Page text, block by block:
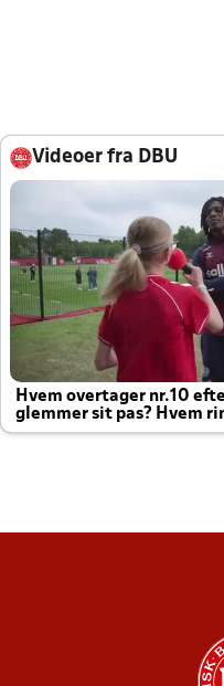
Videoer fra DBU
Hvem overtager nr.10
glemmer sit pas? Hvem
altid til efter kampe?